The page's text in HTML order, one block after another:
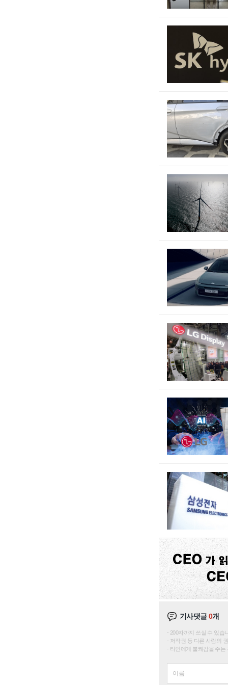
기사댓글0개
200자까지 쓰실 수 있습
저작권 등 다른 사람의
타인에게 불쾌감을 주는